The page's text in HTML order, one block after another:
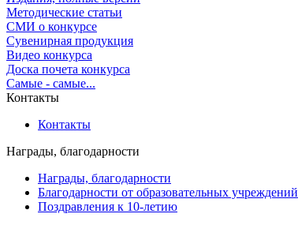
Методические статьи
СМИ о конкурсе
Сувенирная продукция
Видео конкурса
Доска почета конкурса
Самые - самые...
Контакты
Контакты
Награды, благодарности
Награды, благодарности
Благодарности от образовательных учреждений
Поздравления к 10-летию